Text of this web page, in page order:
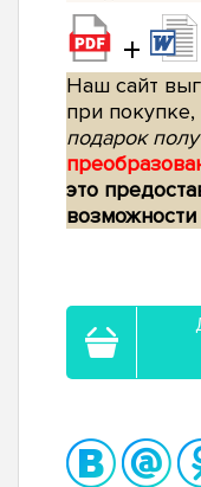
+
Наш сайт
при покупке,
подарок
это